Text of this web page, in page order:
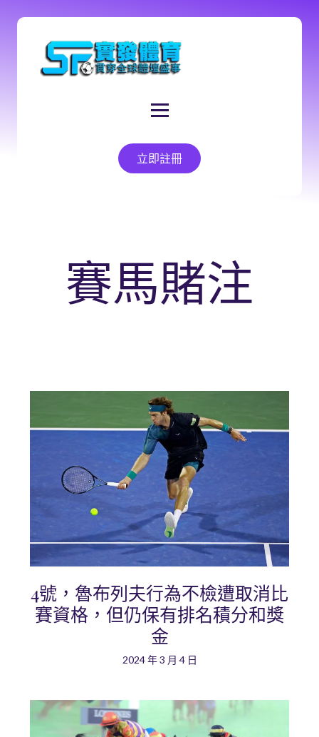
立即註冊
賽馬賭注
4號，魯布列夫行為不檢遭取消比
賽資格，但仍保有排名積分和獎
金
2024 年 3 月 4 日